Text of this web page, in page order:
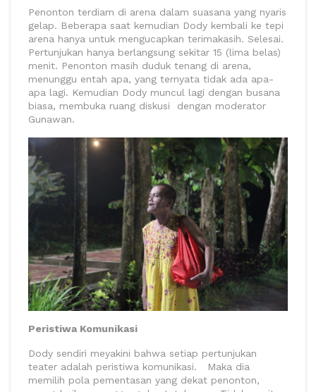
Penonton terdiam di arena dalam suasana yang nyaris
gelap. Beberapa saat kemudian Dody kembali ke tepi
arena hanya untuk mengucapkan terimakasih. Selesai.
Pertunjukan hanya berlangsung sekitar 15 (lima belas)
menit. Penonton masih duduk tenang di arena,
menunggu entah apa, yang ternyata tidak ada apa-
apa lagi. Kemudian Dody muncul lagi dengan busana
biasa, membuka ruang diskusi dengan moderator
Gunawan.
Peristiwa Komunikasi
Dody sendiri meyakini bahwa setiap pertunjukan
teater adalah peristiwa komunikasi. Maka dia
memilih pola pementasan yang dekat penonton,